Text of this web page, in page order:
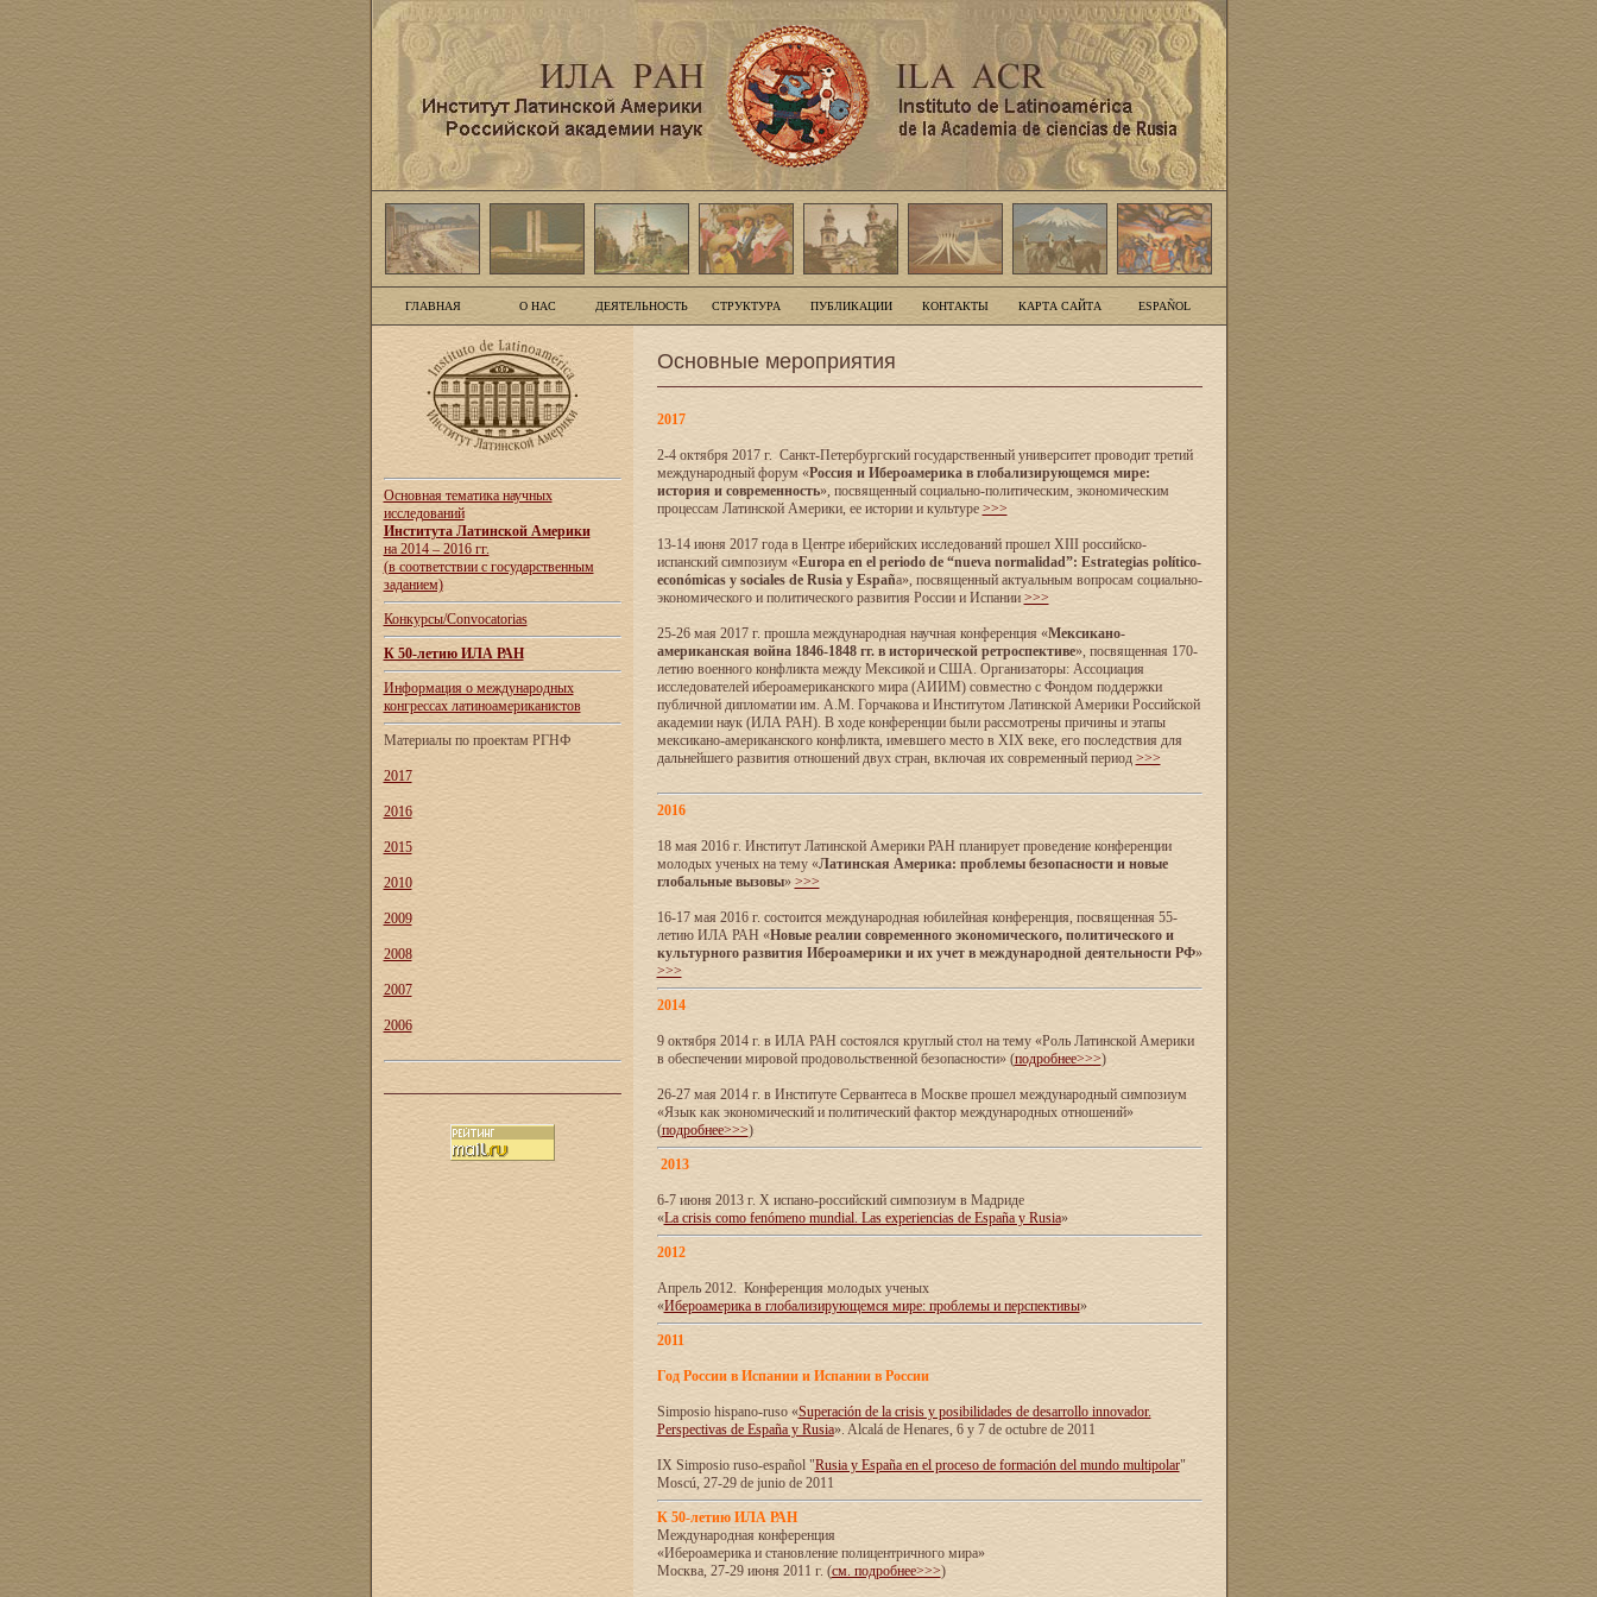
ГЛАВНАЯ О НАС ДЕЯТЕЛЬНОСТЬ СТРУКТУРА ПУБЛИКАЦИИ КОНТАКТЫ КАРТА САЙТА ESPAÑOL
Основная тематика научных
исследований
Института Латинской Америки
на 2014 – 2016 гг.
(в соответствии с государственным
заданием)
Конкурсы/Convocatorias
К 50-летию ИЛА РАН
Информация о международных
конгрессах латиноамериканистов
Материалы по проектам РГНФ
2017
2016
2015
2010
2009
2008
2007
2006
Основные мероприятия
2017
2-4 октября 2017 г. Санкт-Петербургский государственный университет проводит третий
международный форум «Россия и Ибероамерика в глобализирующемся мире:
история и современность», посвященный социально-политическим, экономическим
процессам Латинской Америки, ее истории и культуре >>>
13-14 июня 2017 года в Центре иберийских исследований прошел XIII российско-
испанский симпозиум «Europa en el periodo de “nueva normalidad”: Estrategias político-
económicas y sociales de Rusia y España», посвященный актуальным вопросам социально-
экономического и политического развития России и Испании >>>
25-26 мая 2017 г. прошла международная научная конференция «Мексикано-
американская война 1846-1848 гг. в исторической ретроспективе», посвященная 170-
летию военного конфликта между Мексикой и США. Организаторы: Ассоциация
исследователей ибероамериканского мира (АИИМ) совместно с Фондом поддержки
публичной дипломатии им. А.М. Горчакова и Институтом Латинской Америки Российской
академии наук (ИЛА РАН). В ходе конференции были рассмотрены причины и этапы
мексикано-американского конфликта, имевшего место в XIX веке, его последствия для
дальнейшего развития отношений двух стран, включая их современный период >>>
2016
18 мая 2016 г. Институт Латинской Америки РАН планирует проведение конференции
молодых ученых на тему «Латинская Америка: проблемы безопасности и новые
глобальные вызовы» >>>
16-17 мая 2016 г. состоится международная юбилейная конференция, посвященная 55-
летию ИЛА РАН «Новые реалии современного экономического, политического и
культурного развития Ибероамерики и их учет в международной деятельности РФ»
>>>
2014
9 октября 2014 г. в ИЛА РАН состоялся круглый стол на тему «Роль Латинской Америки
в обеспечении мировой продовольственной безопасности» (подробнее>>>)
26-27 мая 2014 г. в Институте Сервантеса в Москве прошел международный симпозиум
«Язык как экономический и политический фактор международных отношений»
(подробнее>>>)
2013
6-7 июня 2013 г. X испано-российский симпозиум в Мадриде
«La crisis como fenómeno mundial. Las experiencias de España y Rusia»
2012
Апрель 2012. Конференция молодых ученых
«Ибероамерика в глобализирующемся мире: проблемы и перспективы»
2011
Год России в Испании и Испании в России
Simposio hispano-ruso «Superación de la crisis y posibilidades de desarrollo innovador.
Perspectivas de España y Rusia». Alcalá de Henares, 6 y 7 de octubre de 2011
IX Simposio ruso-español "Rusia y España en el proceso de formación del mundo multipolar"
Moscú, 27-29 de junio de 2011
К 50-летию ИЛА РАН
Международная конференция
«Ибероамерика и становление полицентричного мира»
Москва, 27-29 июня 2011 г. (см. подробнее>>>)